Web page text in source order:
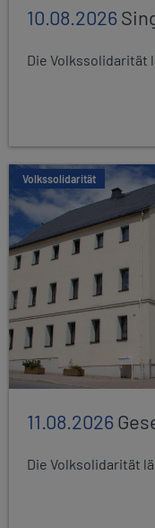
10.08.2026
Die Volkssolidarität
Volkssolidarität
11.08.2026
Die Volksolidarität